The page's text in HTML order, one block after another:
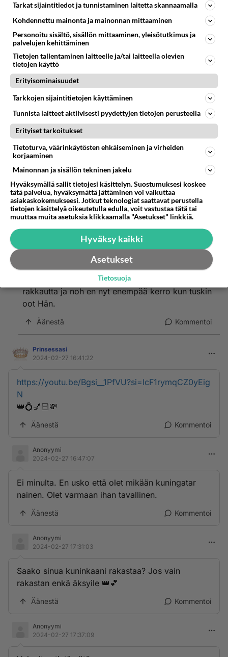
Sitäkin rakkaani, ja Jumalatar kuten tiedät.
Meil on jotain mitä ei muut ihmiset tajuu
Ja mä myönnän meidän rakkaus ehkä
pikkuriikkisen rajuu...
Äänestä Kommentoi
2024-02-27 16:31:10
Mmh no tuun kyl rankaseen sua tästä kaikesta.
Tiesitkin varmaan jo
Äänestä Kommentoi
2024-02-27 19:33:09
Anonyymikirjoitti:
Mmh no tuun kyl rankaseen sua tästä kaikesta.
Tiesitkin varmaan jo
Voi lupaat vaan rakkaani sanoja vaan ei tekoja.
Mutta asiaan kuuntele Skandaalin Jumalatar.
Tää ei kauan jaksa ootella, kovasti tahtoo
rakkautta ja noh en nyt enempää kerro kun tuskin
oot Hän.
Äänestä Kommentoi
Prinsessasi
2024-02-27 16:41:22
https://youtu.be/Bgsi__1PfVU?si=lcF1rymqCZ0yEig
N
👑💍💅🏻💸
Äänestä Kommentoi
Anonyymi
2024-02-27 16:47:07
Ei minulta. En usko että olet mikään kuningatar
nainen. Olet varmaan ihan tavallinen.
Äänestä Kommentoi
Anonyymi
2024-02-27 17:31:03
Saako sinua kuninkaani rakastaa? Jos vain
rakastan enkä äksyile 👑💕
Äänestä Kommentoi
Anonyymi
2024-02-27 17:37:09
Tarkat sijaintitiedot ja tunnistaminen laitetta skannaamalla
Kohdennettu mainonta ja mainonnan mittaaminen
Personoitu sisältö, sisällön mittaaminen, yleisötutkimus ja
palvelujen kehittäminen
Tietojen tallentaminen laitteelle ja/tai laitteella olevien
tietojen käyttö
Erityisominaisuudet
Tarkkojen sijaintitietojen käyttäminen
Tunnista laitteet aktiivisesti pyydettyjen tietojen perusteella
Erityiset tarkoitukset
Tietoturva, väärinkäytösten ehkäiseminen ja virheiden
korjaaminen
Mainonnan ja sisällön tekninen jakelu
Hyväksymällä sallit tietojesi käsittelyn. Suostumuksesi koskee
tätä palvelua, hyväksymättä jättäminen voi vaikuttaa
asiakaskokemukseesi. Jotkut teknologiat saattavat perustella
tietojen käsittelyä oikeutetulla edulla, voit vastustaa tätä tai
muuttaa muita asetuksia klikkaamalla "Asetukset" linkkiä.
Hyväksy kaikki
Asetukset
Tietosuoja